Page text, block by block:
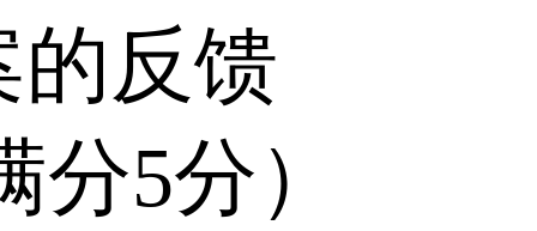
的反馈
5分）